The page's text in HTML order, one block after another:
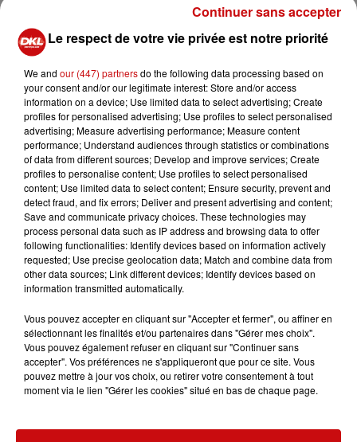
Pour les automobilistes, cette décrue se traduit par de
réelles économies au quotidien. Certains conducteurs
utilisent des applications pour comparer les stations et
profiter des meilleurs tarifs, tandis que d’autres
constatent une diminution significative de leurs
dépenses mensuelles en carburant.
Cependant, une hausse modérée du prix pourrait
intervenir début janvier : les pétroliers devront
participer davantage au financement de la transition
écologique, ce qui pourrait se répercuter sur les prix à la
pompe à hauteur de quelques centimes par litre.
LES AUTRES ACTUALITÉS
Le respect de votre vie privée est notre priorité
We and our (447) partnersdo the following data processing based on
your consent and/or our legitimate interest: Store and/or access
information on a device; Use limited data to select advertising; Create
profiles for personalised advertising; Use profiles to select personalised
advertising; Measure advertising performance; Measure content
performance; Understand audiences through statistics or combinations
of data from different sources; Develop and improve services; Create
profiles to personalise content; Use profiles to select personalised
content; Use limited data to select content; Ensure security, prevent and
detect fraud, and fix errors; Deliver and present advertising and content;
Save and communicate privacy choices. These technologies may
process personal data such as IP address and browsing data to offer
following functionalities: Identify devices based on information actively
requested; Use precise geolocation data; Match and combine data from
other data sources; Link different devices; Identify devices based on
information transmitted automatically.
Vous pouvez accepter en cliquant sur "Accepter et fermer", ou affiner en
sélectionnant les finalités et/ou partenaires dans "Gérer mes choix".
Vous pouvez également refuser en cliquant sur "Continuer sans
accepter". Vos préférences ne s'appliqueront que pour ce site. Vous
pouvez mettre à jour vos choix, ou retirer votre consentement à tout
moment via le lien "Gérer les cookies" situé en bas de chaque page.
Continuer sans accepter